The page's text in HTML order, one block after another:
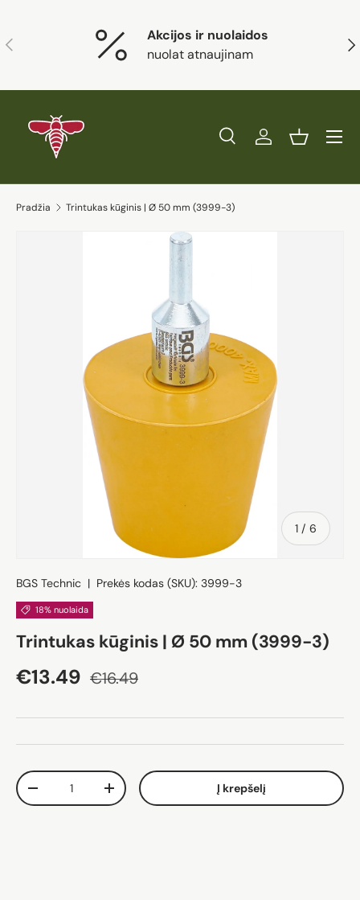
Ankstesnis
Akcijos ir nuolaidos
nuolat atnaujinam
Ieškoti
Prekės tipas
PaieškaPrisijungtiKrepšelis
Pradžia Trintukas kūginis | Ø 50 mm (3999-3)
Eiti į prekės informaciją
1 / iš
6
BGS Technic | Prekės kodas (SKU): 3999-3
18% nuolaida
Trintukas kūginis | Ø 50 mm (3999-3)
Akcijos kaina
€13.49 Įprasta kaina
€16.49
Kiekis
Sumažinti kiekįPadidinti kiekį Į krepšelį